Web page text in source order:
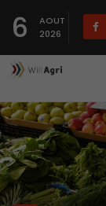
6
AOUT
2026